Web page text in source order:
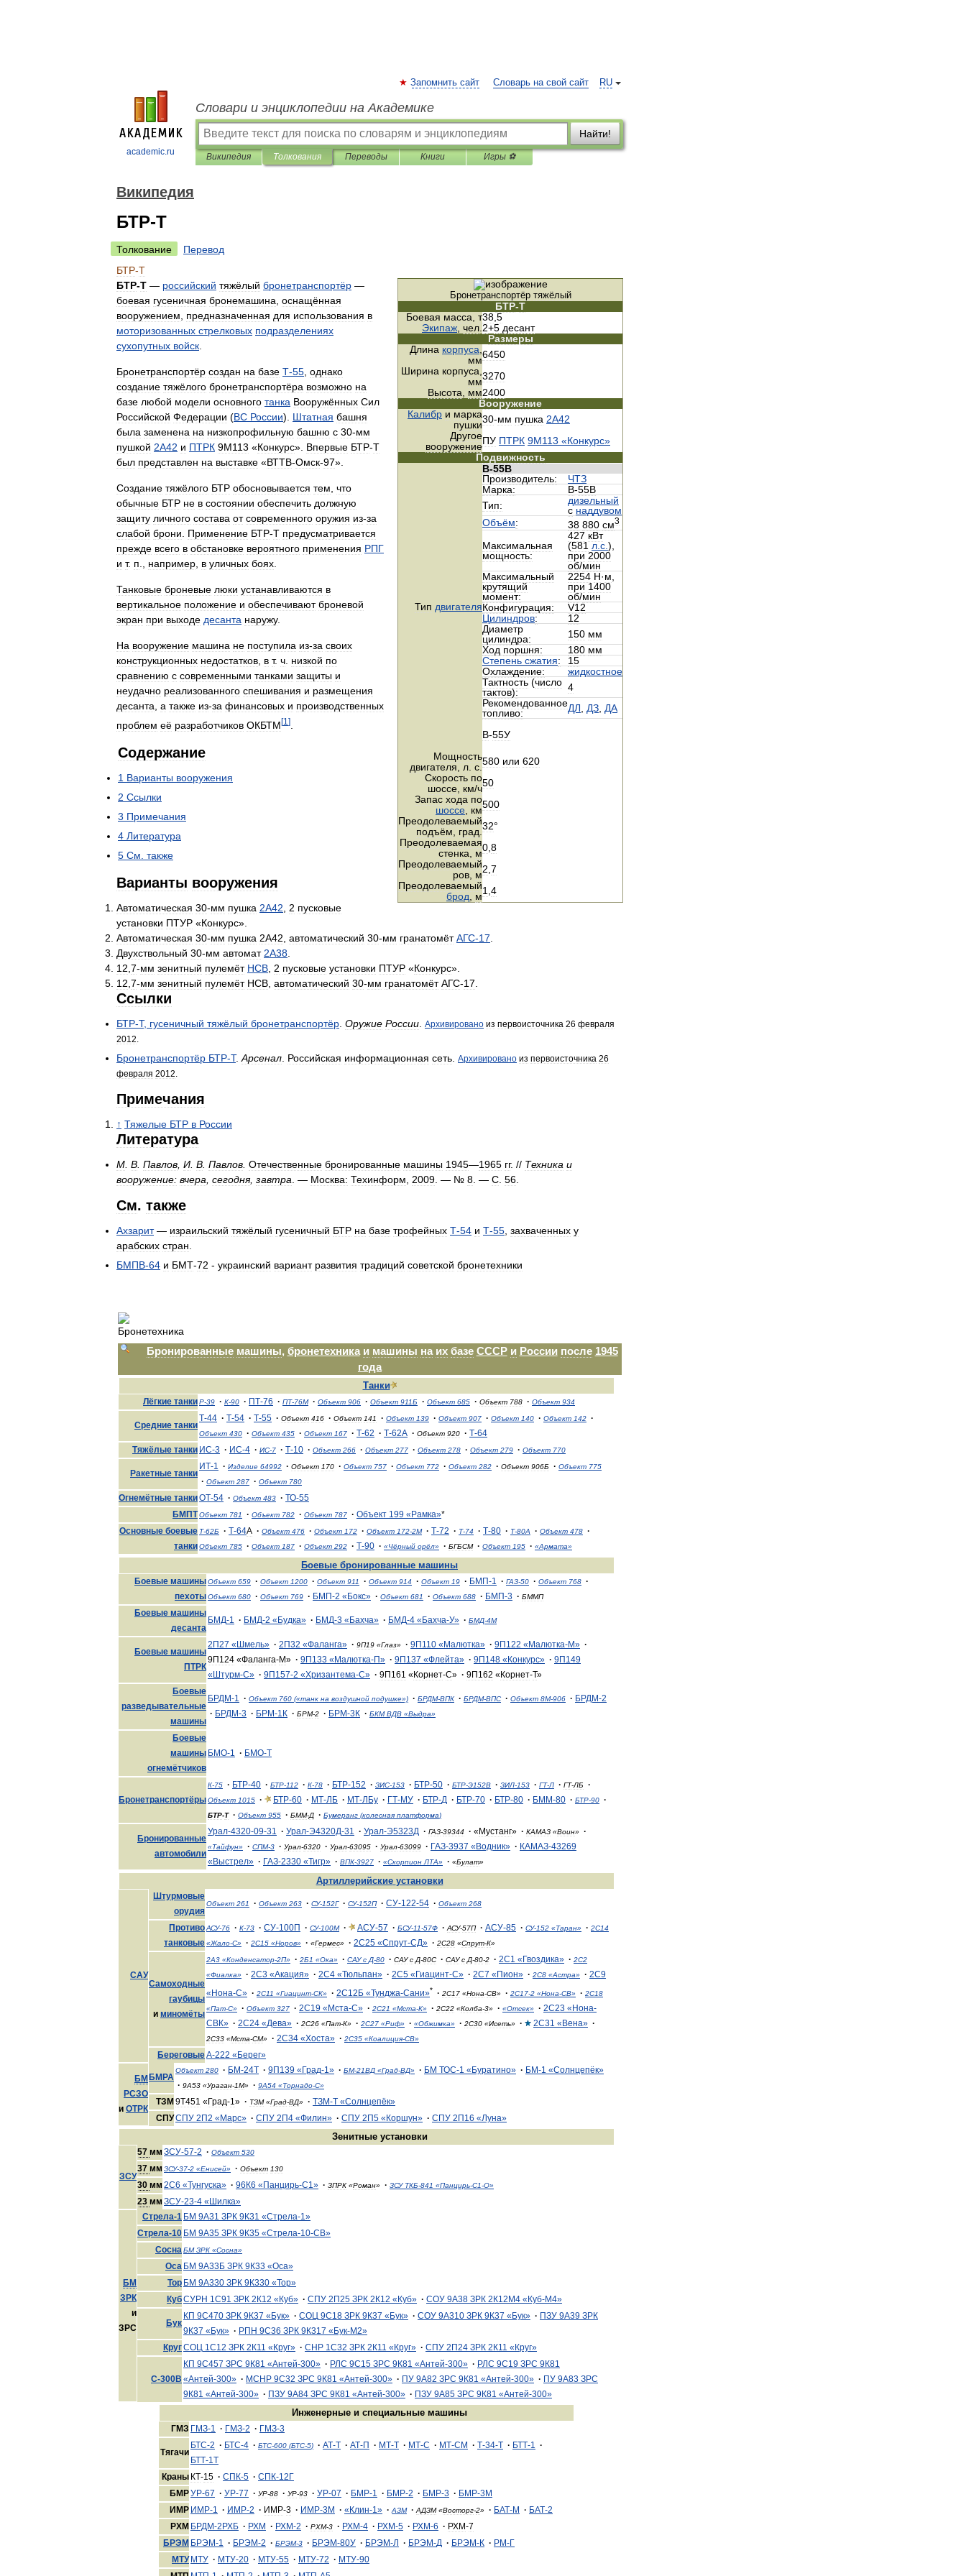
academic.ru
RU
Запомнить сайт Словарь на свой сайт
Словари и энциклопедии на Академике
Найти!
Википедия Толкования Переводы Книги Игры ⚽
Википедия
БТР-Т
Толкование
Перевод
БТР-Т
Бронетранспортёр тяжёлый
БТР-Т
Боевая масса т38 5
Экипаж чел 2+5 десант
Размеры
Длина корпуса
мм6450
Ширина корпуса
мм3270
Высота
мм2400
Вооружение
Калибр и марка
пушки30-мм пушка 2А42
Другое
вооружениеПУ ПТРК 9М113 «Конкурс»
Подвижность
Тип двигателя
В-55В
Производитель:
ЧТЗ
Марка:
В-55В
Тип:
дизельный
с наддувом
Объём: 38 880 см3
Максимальная
мощность:
427 кВт
(581 л.с ),
при 2000
об/мин
Максимальный
крутящий
момент:
2254 Н·м
при 1400
об/мин
Конфигурация:
V12
Цилиндров:
12
Диаметр
цилиндра:
150 мм
Ход поршня: 180 мм
Cтепень сжатия:
15
Охлаждение:
жидкостное
Тактность (число
тактов):
4
Рекомендованное
топливо:
ДЛ ДЗ ДА
В-55У
Мощность
двигателя
л с 580 или 620
Скорость по
шоссе км/ч50
Запас хода по
шоссе км500
Преодолеваемый
подъём
град 32°
Преодолеваемая
стенка
м0 8
Преодолеваемый
ров м2 7
Преодолеваемый
брод
м1 4
БТР-Т — российский тяжёлый бронетранспортёр —
боевая гусеничная бронемашина оснащённая
вооружением
предназначенная для использования в
моторизованных стрелковых подразделениях
сухопутных войск
Бронетранспортёр создан на базе Т-55 однако
создание тяжёлого бронетранспортёра возможно на
базе любой модели основного танка Вооружённых Сил
Российской Федерации (ВС России). Штатная башня
была заменена на низкопрофильную башню с 30-мм
пушкой 2А42 и ПТРК 9М113 «Конкурс». Впервые БТР-Т
был представлен на выставке «ВТТВ-Омск-97».
Создание тяжёлого БТР обосновывается тем что
обычные БТР не в состоянии обеспечить должную
защиту личного состава от современного оружия из-за
слабой брони Применение БТР-Т предусматривается
прежде всего в обстановке вероятного применения РПГ
и т. п например в уличных боях
Танковые броневые люки устанавливаются в
вертикальное положение и обеспечивают броневой
экран при выходе десанта наружу.
На вооружение машина не поступила из-за своих
конструкционных недостатков в т. ч низкой по
сравнению с современными танками защиты и
неудачно реализованного спешивания и размещения
десанта а также из-за финансовых и производственных
проблем её разработчиков ОКБТМ[1 ]
Содержание
1 Варианты вооружения
2 Ссылки
3 Примечания
4 Литература
5 См также
Варианты вооружения
Автоматическая 30-мм пушка 2А42 2 пусковые
установки ПТУР «Конкурс».
Автоматическая 30-мм пушка 2А42 автоматический 30-мм гранатомёт АГС-17
Двухствольный 30-мм автомат 2А38
12 7-мм зенитный пулемёт НСВ 2 пусковые установки ПТУР «Конкурс».
12 7-мм зенитный пулемёт НСВ автоматический 30-мм гранатомёт АГС-17
Ссылки
БТР-Т, гусеничный тяжёлый бронетранспортёр Оружие России Архивировано из первоисточника 26 февраля
2012
Бронетранспортёр БТР-Т. Арсенал Российская информационная сеть Архивировано из первоисточника 26
февраля 2012
Примечания
↑ Тяжелые БТР в России
Литература
М В Павлов И В Павлов Отечественные бронированные машины 1945—1965 гг. // Техника и
вооружение: вчера сегодня, завтра . — Москва: Техинформ 2009 . — № 8 . — С 56
См. также
Ахзарит— израильский тяжёлый гусеничный БТР на базе трофейных Т-54 и Т-55 захваченных у
арабских стран
БМПВ-64 и БМТ-72 - украинский вариант развития традиций советской бронетехники
Бронированные машины, бронетехника и машины на их базе СССР и России после 1945
года
Танки
Лёгкие танкиР-39 · К-90 · ПТ-76 · ПТ-76М · Объект 906 · Объект 911Б · Объект 685 · Объект 788 · Объект 934
Средние танки
Т-44 · Т-54 · Т-55 · Объект 416 · Объект 141 · Объект 139 · Объект 907 · Объект 140 · Объект 142 ·
Объект 430 · Объект 435 · Объект 167 · Т-62 · Т-62А · Объект 920 · Т-64
Тяжёлые танки ИС-3 · ИС-4 · ИС-7 · Т-10 · Объект 266 · Объект 277 · Объект 278 · Объект 279 · Объект 770
Ракетные танки
ИТ-1 · Изделие 64992 · Объект 170 · Объект 757 · Объект 772 · Объект 282 · Объект 906Б · Объект 775
· Объект 287 · Объект 780
Огнемётные танкиОТ-54 · Объект 483 · ТО-55
БМПТОбъект 781 · Объект 782 · Объект 787 · Объект 199 «Рамка»*
Основные боевые
танки
Т-62Б · Т-64А · Объект 476 · Объект 172 · Объект 172-2М · Т-72 · Т-74 · Т-80 · Т-80А · Объект 478 ·
Объект 785 · Объект 187 · Объект 292 · Т-90 · «Чёрный орёл» · БГБСМ · Объект 195 · «Армата»
Боевые бронированные машины
Боевые машины
пехоты
Объект 659 · Объект 1200 · Объект 911 · Объект 914 · Объект 19 · БМП-1 · ГАЗ-50 · Объект 768 ·
Объект 680 · Объект 769 · БМП-2 «Бокс» · Объект 681 · Объект 688 · БМП-3 · БММП
Боевые машины
десанта
БМД-1 · БМД-2 «Будка» · БМД-3 «Бахча» · БМД-4 «Бахча-У» · БМД-4М
Боевые машины
ПТРК
2П27 «Шмель» · 2П32 «Фаланга» · 9П19 «Глаз» · 9П110 «Малютка» · 9П122 «Малютка-М» ·
9П124 «Фаланга-М» · 9П133 «Малютка-П» · 9П137 «Флейта» · 9П148 «Конкурс» · 9П149
«Штурм-С» · 9П157-2 «Хризантема-С» · 9П161 «Корнет-С» · 9П162 «Корнет-Т»
Боевые
разведывательные
машины
БРДМ-1 · Объект 760 («танк на воздушной подушке») · БРДМ-ВПК · БРДМ-ВПС · Объект 8М-906 · БРДМ-2
· БРДМ-3 · БРМ-1К · БРМ-2 · БРМ-3К · БКМ ВДВ «Выдра»
Боевые
машины
огнемётчиков
БМО-1 · БМО-Т
Бронетранспортёры
К-75 · БТР-40 · БТР-112 · К-78 · БТР-152 · ЗИС-153 · БТР-50 · БТР-Э152В · ЗИЛ-153 · ГТ-Л · ГТ-ЛБ ·
Объект 1015 · БТР-60 · МТ-ЛБ · МТ-ЛБу · ГТ-МУ · БТР-Д · БТР-70 · БТР-80 · БММ-80 · БТР-90 ·
БТР-Т · Объект 955 · БММ-Д · Бумеранг (колесная платформа)
Бронированные
автомобили
Урал-4320-09-31 · Урал-Э4320Д-31 · Урал-Э5323Д · ГАЗ-39344 · «Мустанг» · КАМАЗ «Воин» ·
«Тайфун» · СПМ-3 · Урал-6320 · Урал-63095 · Урал-63099 · ГАЗ-3937 «Водник» · КАМАЗ-43269
«Выстрел» · ГАЗ-2330 «Тигр» · ВПК-3927 · «Скорпион ЛТА» · «Булат»
Артиллерийские установки
САУ
Штурмовые
орудия
Объект 261 · Объект 263 · СУ-152Г · СУ-152П · СУ-122-54 · Объект 268
Противо
танковые
АСУ-76 · К-73 · СУ-100П · СУ-100М · АСУ-57 · БСУ-11-57Ф · АСУ-57П · АСУ-85 · СУ-152 «Таран» · 2С14
«Жало-С» · 2С15 «Норов» · «Гермес» · 2С25 «Спрут-СД» · 2С28 «Спрут-К»
Самоходные
гаубицы
и миномёты
2А3 «Конденсатор-2П» · 2Б1 «Ока» · САУ с Д-80 · САУ с Д-80С · САУ с Д-80-2 · 2С1 «Гвоздика» · 2С2
«Фиалка» · 2С3 «Акация» · 2С4 «Тюльпан» · 2С5 «Гиацинт-С» · 2С7 «Пион» · 2С8 «Астра» · 2С9
«Нона-С» · 2С11 «Гиацинт-СК» · 2С12Б «Тунджа-Сани»* · 2С17 «Нона-СВ» · 2С17-2 «Нона-СВ» · 2С18
«Пат-С» · Объект 327 · 2С19 «Мста-С» · 2С21 «Мста-К» · 2С22 «Колба-3» · «Отсек» · 2С23 «Нона-
СВК» · 2С24 «Дева» · 2С26 «Пат-К» · 2С27 «Риф» · «Обжимка» · 2С30 «Исеть» · 2С31 «Вена» ·
2С33 «Мста-СМ» · 2С34 «Хоста» · 2С35 «Коалиция-СВ»
БереговыеА-222 «Берег»
БМ
РСЗО
и ОТРК
БМРА
Объект 280 · БМ-24Т · 9П139 «Град-1 » · БМ-21ВД «Град-ВД» · БМ ТОС-1 «Буратино» · БМ-1 «Солнцепёк»
· 9А53 «Ураган-1М» · 9А54 «Торнадо-С»
ТЗМ9Т451 «Град-1 » · ТЗМ«Град-ВД» · ТЗМ-Т «Солнцепёк»
СПУСПУ 2П2 «Марс» · СПУ 2П4 «Филин» · СПУ 2П5 «Коршун» · СПУ 2П16 «Луна»
Зенитные установки
ЗСУ
57 мм ЗСУ-57-2 · Объект 530
37 мм ЗСУ-37-2 «Енисей» · Объект 130
30 мм 2С6 «Тунгуска» · 96К6 «Панцирь-С1 » · ЗПРК «Роман» · ЗСУ ТКБ-841 «Панцирь-С1-О»
23 мм ЗСУ-23-4 «Шилка»
БМ
ЗРК
и
ЗРС
Стрела-1 БМ 9А31 ЗРК 9К31 «Стрела-1 »
Стрела-10 БМ 9А35 ЗРК 9К35 «Стрела-10-СВ»
Сосна БМ ЗРК «Сосна»
Оса БМ 9А33Б ЗРК 9К33 «Оса»
Тор БМ 9А330 ЗРК 9К330 «Тор»
КубСУРН 1С91 ЗРК 2К12 «Куб» · СПУ 2П25 ЗРК 2К12 «Куб» · СОУ 9А38 ЗРК 2К12М4 «Куб-М4»
Бук
КП 9С470 ЗРК 9К37 «Бук» · СОЦ 9С18 ЗРК 9К37 «Бук» · СОУ 9А310 ЗРК 9К37 «Бук» · ПЗУ 9А39 ЗРК
9К37 «Бук» · РПН 9С36 ЗРК 9К317 «Бук-М2»
КругСОЦ 1С12 ЗРК 2К11 «Круг» · СНР 1С32 ЗРК 2К11 «Круг» · СПУ 2П24 ЗРК 2К11 «Круг»
С-300В
КП 9С457 ЗРС 9К81 «Антей-300» · РЛС 9С15 ЗРС 9К81 «Антей-300» · РЛС 9С19 ЗРС 9К81
«Антей-300» · МСНР 9С32 ЗРС 9К81 «Антей-300» · ПУ 9А82 ЗРС 9К81 «Антей-300» · ПУ 9А83 ЗРС
9К81 «Антей-300» · ПЗУ 9А84 ЗРС 9К81 «Антей-300» · ПЗУ 9А85 ЗРС 9К81 «Антей-300»
Инженерные и специальные машины
ГМЗ ГМЗ-1 · ГМЗ-2 · ГМЗ-3
Тягачи
БТС-2 · БТС-4 · БТС-600 (БТС-5) · АТ-Т · АТ-П · МТ-Т · МТ-С · МТ-СМ · Т-34-Т · БТТ-1
·
БТТ-1Т
Краны КТ-15 · СПК-5 · СПК-12Г
БМРУР-67 · УР-77 · УР-88 · УР-93 · УР-07 · БМР-1 · БМР-2 · БМР-3 · БМР-3М
ИМР ИМР-1 · ИМР-2 · ИМР-3 · ИМР-3М · «Клин-1 » · АЗМ · АДЗМ«Восторг-2» · БАТ-М · БАТ-2
РХМ БРДМ-2РХБ · РХМ · РХМ-2 · РХМ-3 · РХМ-4 · РХМ-5 · РХМ-6 · РХМ-7
БРЭМ БРЭМ-1 · БРЭМ-2 · БРЭМ-3 · БРЭМ-80У · БРЭМ-Л · БРЭМ-Д · БРЭМ-К · РМ-Г
МТУ МТУ · МТУ-20 · МТУ-55 · МТУ-72 · МТУ-90